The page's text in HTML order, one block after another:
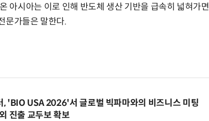
아시아는 이로 인해 반도체 생산 기반을 급속히 넓혀가면
문가들은 말한다.
, 'BIO USA 2026'서 글로벌 빅파마와의 비즈니스 미팅
진출 교두보 확보